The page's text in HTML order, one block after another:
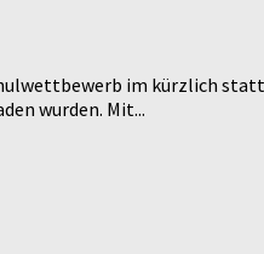
im kürzlich
wurden. Mit...